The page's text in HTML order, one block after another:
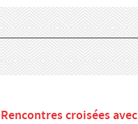
Rencontres croisées